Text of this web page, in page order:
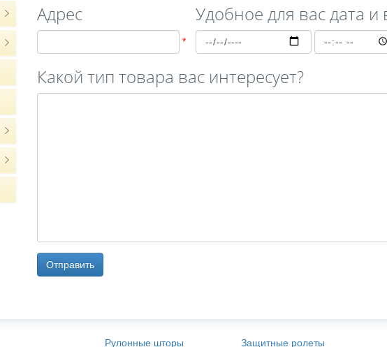
Адрес Удобное для вас дата и
Какой тип товара вас интересует?
Отправить
Рулонные шторы Защитные ролеты